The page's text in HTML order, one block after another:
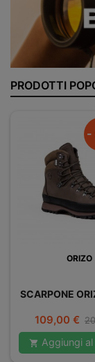
PRODOTTI
-
ORIZO
SCARPONE
Prezzo
109,00 €
 Aggiungi